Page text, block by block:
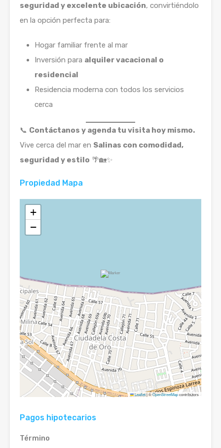
seguridad y excelente ubicación, convirtiéndolo
en la opción perfecta para:
Hogar familiar frente al mar
Inversión para alquiler vacacional o
residencial
Residencia moderna con todos los servicios
cerca
📞 Contáctanos y agenda tu visita hoy mismo.
Vive cerca del mar en Salinas con comodidad,
seguridad y estilo 🌴🏡✨
Propiedad Mapa
+
−
Leaflet|©OpenStreetMapcontributors
Pagos hipotecarios
Término